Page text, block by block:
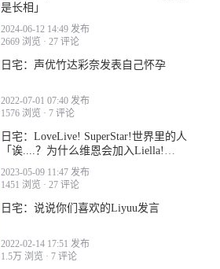
是长相」
2024-06-12 14:49 发布
2669 浏览 · 27 评论
日宅：声优竹达彩奈发表自己怀孕
2022-07-01 07:40 发布
1576 浏览 · 7 评论
日宅：LoveLive! SuperStar!世界里的人
「诶....？为什么维恩会加入Liella!
2023-05-09 11:47 发布
1451 浏览 · 27 评论
日宅：说说你们喜欢的Liyuu发言
2022-02-14 17:51 发布
1.5万 浏览 · 7 评论